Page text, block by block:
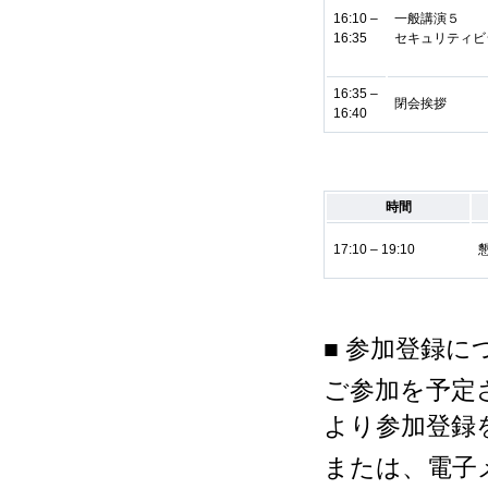
16:10 –
16:35
一般講演５
セキュリティ
16:35 –
16:40
閉会挨拶
時間
17:10 – 19:10
■ 参加登録に
ご参加を予定
より参加登録
または、電子